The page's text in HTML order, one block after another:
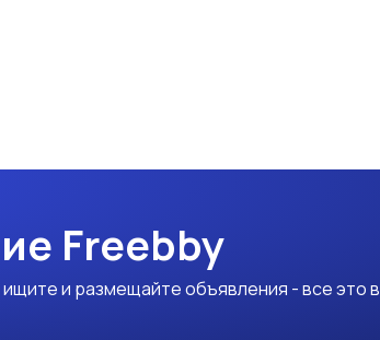
Freebby
и размещайте объявления - все это в